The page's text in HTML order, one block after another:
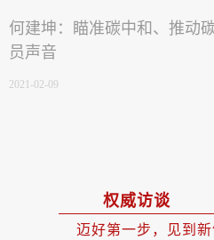
何建坤：瞄准碳中和、推动
员声音
2021-02-09
权威访
迈好第一步，见到新